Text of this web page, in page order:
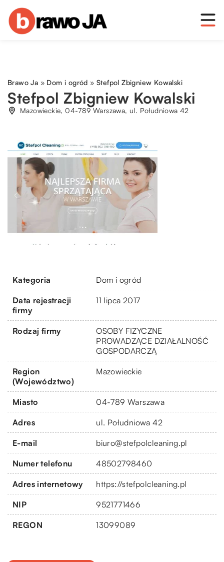
Brawo Ja » Dom i ogród »Stefpol Zbigniew Kowalski
Stefpol Zbigniew Kowalski
Mazowieckie, 04-789 Warszawa, ul. Południowa 42
Kategoria Dom i ogród
Data rejestracji
firmy
11 lipca 2017
Rodzaj firmy
OSOBY FIZYCZNE
PROWADZĄCE DZIAŁALNOŚĆ
GOSPODARCZĄ
Region
(Województwo)
Mazowieckie
Miasto 04-789 Warszawa
Adres ul. Południowa 42
E-mail biuro@stefpolcleaning.pl
Numer telefonu 48502798460
Adres internetowy https://stefpolcleaning.pl
NIP 9521771466
REGON 13099089